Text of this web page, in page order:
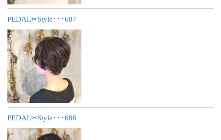
PEDAL✂︎Style･･･687
PEDAL✂︎Style･･･686